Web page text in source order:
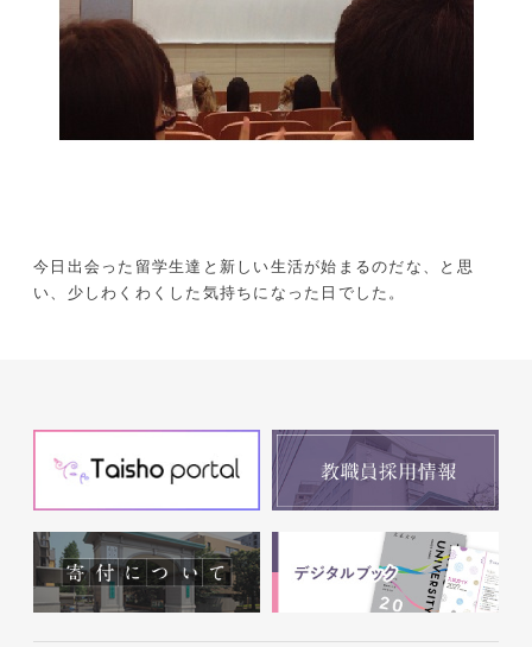
今日出会った留学生達と新しい生活が始まるのだな、と思
い、少しわくわくした気持ちになった日でした。